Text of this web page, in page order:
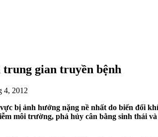
gian truyền bệnh
4, 2012
bị ảnh hưởng nặng nề nhất do biến đổi
môi trường, phá hủy cân bằng sinh thái